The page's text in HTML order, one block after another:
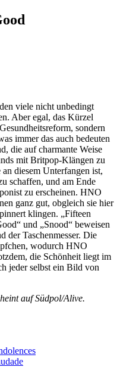
viele nicht unbedingt
Aber egal, das Kürzel
sondern
immer das auch bedeuten
die auf charmante Weise
mit Britpop-Klängen zu
diesem Unterfangen ist,
schaffen, und am Ende
zu erscheinen. HNO
ganz gut, obgleich sie hier
klingen. „Fifteen
und „Snood“ beweisen
der Taschenmesser. Die
wodurch HNO
die Schönheit liegt im
jeder selbst ein Bild von
auf Südpol/Alive.